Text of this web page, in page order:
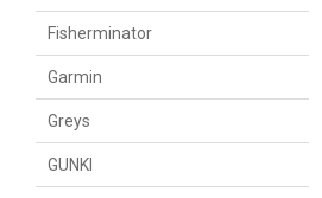
Fisherminator
Garmin
Greys
GUNKI